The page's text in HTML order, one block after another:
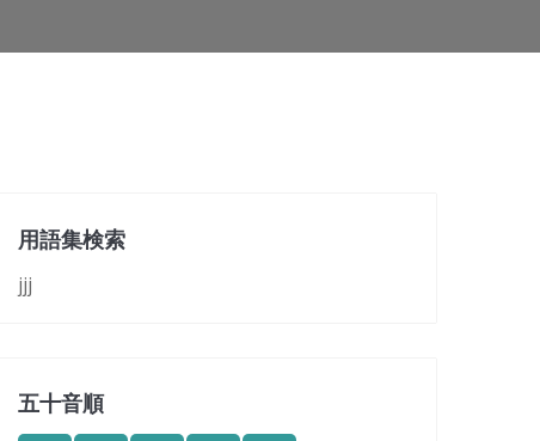
用語集検索
jjj
五十音順